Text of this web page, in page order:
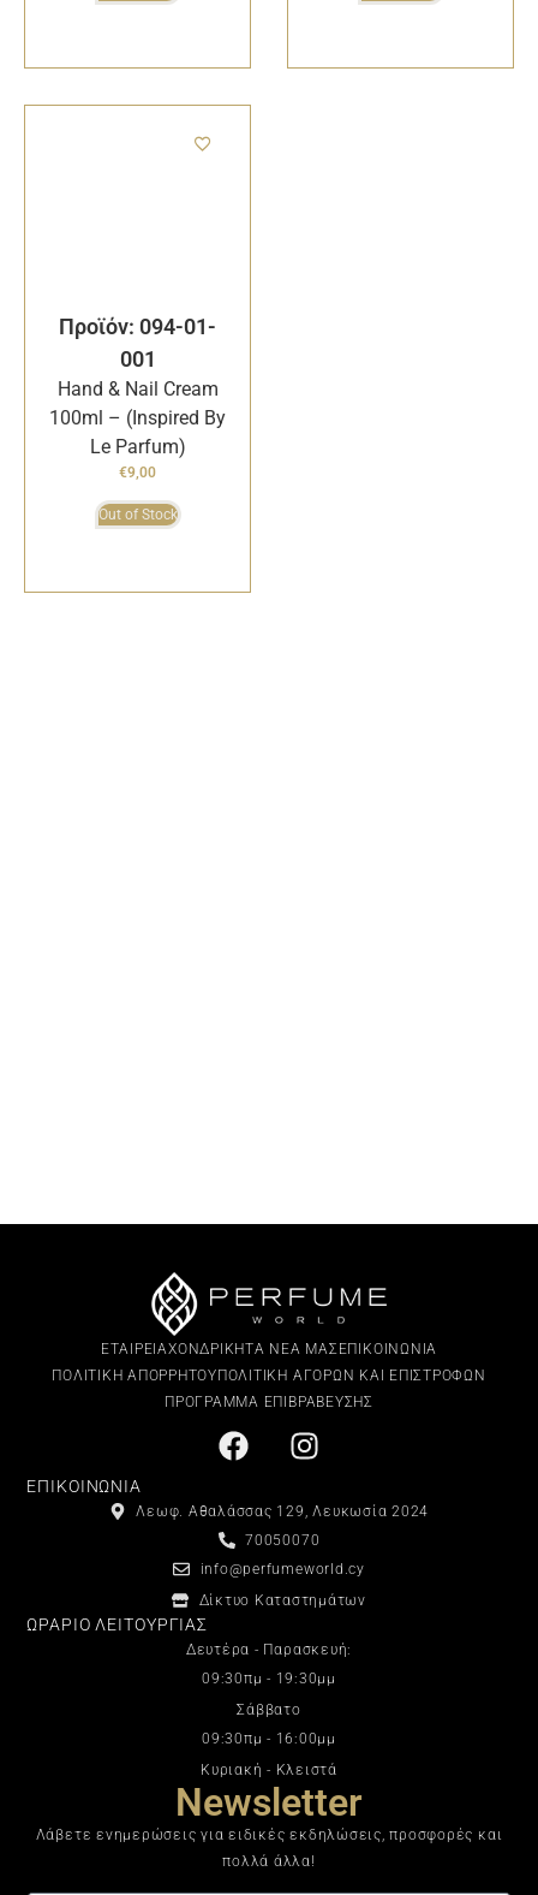
Προϊόν: 094-01-
001
Hand & Nail Cream
100ml – (Inspired By
Le Parfum)
€9,00
Out of Stock
ΕΤΑΙΡΕΙΑΧΟΝΔΡΙΚΗΤΑ ΝΕΑ ΜΑΣΕΠΙΚΟΙΝΩΝΙΑ
ΠΟΛΙΤΙΚΗ ΑΠΟΡΡΗΤΟΥ ΠΟΛΙΤΙΚΗ ΑΓΟΡΩΝ ΚΑΙ ΕΠΙΣΤΡΟΦΩΝ
ΠΡΟΓΡΑΜΜΑ ΕΠΙΒΡΑΒΕΥΣΗΣ
ΕΠΙΚΟΙΝΩΝΙΑ
Λεωφ. Αθαλάσσας 129, Λευκωσία 2024
70050070
info@perfumeworld.cy
Δίκτυο Καταστημάτων
ΩΡΑΡΙΟ ΛΕΙΤΟΥΡΓΙΑΣ
Δευτέρα - Παρασκευή:
09:30πμ - 19:30μμ
Σάββατο
09:30πμ - 16:00μμ
Κυριακή - Κλειστά
Newsletter
Λάβετε ενημερώσεις για ειδικές εκδηλώσεις, προσφορές και
πολλά άλλα!